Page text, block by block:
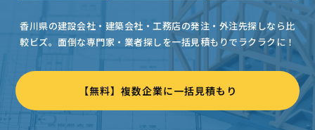
香川県の建設会社・建築会社・工務店の発注・外注先探しなら比
較ビズ。 面倒な専門家・業者探しを一括見積もりでラクラクに！
【無料】複数企業に一括見積もり
【一戸建て・廊下の床、トイレの床を張り替えなど】内装工事の見積り
リフォーム業者への見積り 150万円まで 香川県
【 参加募集中 】築20年以上マンション｜設備交換＋収納改善リフォーム見積り
【海岸に桟橋を付けたい・ボーリング調査】の見積り 100万円
機能性重視のキッチン改装依頼 香川県